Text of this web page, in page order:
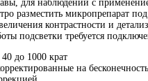
для наблюдений с
разместить микропрепарат
контрастности и
подсветки требуется
до 1000 крат
на бесконечность